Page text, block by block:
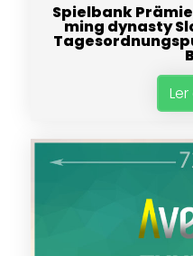
Spielbank
ming dynasty